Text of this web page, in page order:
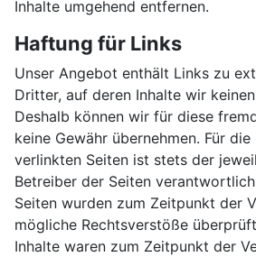
Inhalte umgehend entfernen.
Haftung für Links
Unser Angebot enthält Links zu
Dritter, auf deren Inhalte wir
Deshalb können wir für diese
keine Gewähr übernehmen. Für
verlinkten Seiten ist stets der
Betreiber der Seiten
Seiten wurden zum Zeitpunkt der
mögliche Rechtsverstöße
Inhalte waren zum Zeitpunkt der